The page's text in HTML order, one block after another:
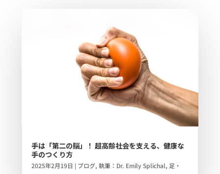
手は「第二の脳」！ 超高齢社会を支える、健康な
手のつくり方
2025年2月19日 | ブログ, 執筆：Dr. Emily Splichal, 足・